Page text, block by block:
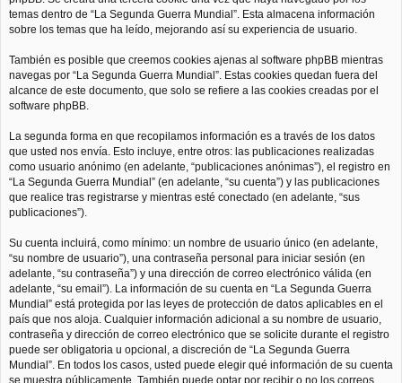
temas dentro de “La Segunda Guerra Mundial”. Esta almacena información
sobre los temas que ha leído, mejorando así su experiencia de usuario.
También es posible que creemos cookies ajenas al software phpBB mientras
navegas por “La Segunda Guerra Mundial”. Estas cookies quedan fuera del
alcance de este documento, que solo se refiere a las cookies creadas por el
software phpBB.
La segunda forma en que recopilamos información es a través de los datos
que usted nos envía. Esto incluye, entre otros: las publicaciones realizadas
como usuario anónimo (en adelante, “publicaciones anónimas”), el registro en
“La Segunda Guerra Mundial” (en adelante, “su cuenta”) y las publicaciones
que realice tras registrarse y mientras esté conectado (en adelante, “sus
publicaciones”).
Su cuenta incluirá, como mínimo: un nombre de usuario único (en adelante,
“su nombre de usuario”), una contraseña personal para iniciar sesión (en
adelante, “su contraseña”) y una dirección de correo electrónico válida (en
adelante, “su email”). La información de su cuenta en “La Segunda Guerra
Mundial” está protegida por las leyes de protección de datos aplicables en el
país que nos aloja. Cualquier información adicional a su nombre de usuario,
contraseña y dirección de correo electrónico que se solicite durante el registro
puede ser obligatoria u opcional, a discreción de “La Segunda Guerra
Mundial”. En todos los casos, usted puede elegir qué información de su cuenta
se muestra públicamente. También puede optar por recibir o no los correos